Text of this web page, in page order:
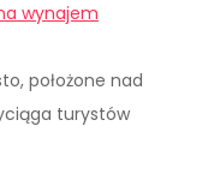
wynajem
położone nad
turystów